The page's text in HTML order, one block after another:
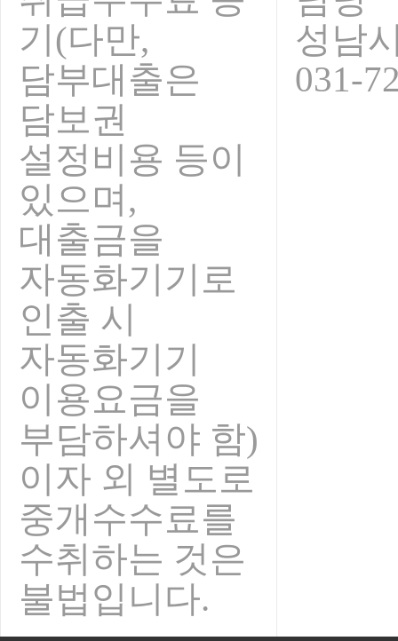
기(다만,
담부대출은
담보권
설정비용 등이
있으며,
대출금을
자동화기기로
인출 시
자동화기기
이용요금을
부담하셔야 함)
이자 외 별도로
중개수수료를
수취하는 것은
불법입니다.
성남
031-